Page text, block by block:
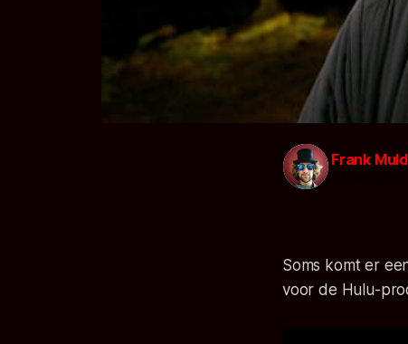
Frank
Soms komt er
voor de Hulu-